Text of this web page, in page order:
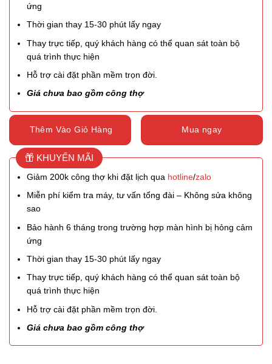
ứng
Thời gian thay 15-30 phút lấy ngay
Thay trực tiếp, quý khách hàng có thể quan sát toàn bộ
quá trình thực hiện
Hỗ trợ cài đặt phần mềm trọn đời.
Giá chưa bao gồm công thợ
Thêm Vào Giỏ Hàng Mua ngay
KHUYẾN MÃI
Giảm 200k công thợ khi đặt lịch qua hotline/zalo
Miễn phí kiểm tra máy, tư vấn tổng đài – Không sửa không
sao
Bảo hành 6 tháng trong trường hợp màn hình bị hỏng cảm
ứng
Thời gian thay 15-30 phút lấy ngay
Thay trực tiếp, quý khách hàng có thể quan sát toàn bộ
quá trình thực hiện
Hỗ trợ cài đặt phần mềm trọn đời.
Giá chưa bao gồm công thợ